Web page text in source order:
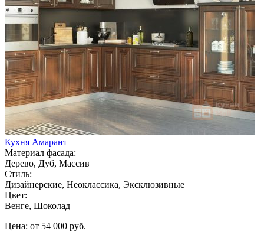
Кухня Амарант
Материал фасада:
Дерево, Дуб, Массив
Стиль:
Дизайнерские, Неоклассика, Эксклюзивные
Цвет:
Венге, Шоколад
Цена: от 54 000 руб.